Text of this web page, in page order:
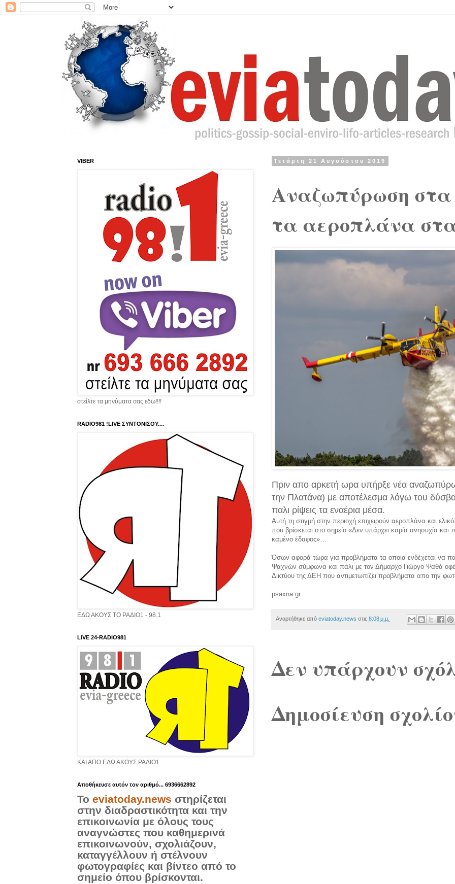
Τετάρτη 21 Αυγούστου 2019
Αναζωπύρωση
τα αεροπλάνα
Πριν απο αρκετή ωρα υπήρξε νέα
την Πλατάνα) με αποτέλεσμα λόγω του
παλι ρίψεις τα εναέρια μέσα.
Αυτή τη στιγμή στην περιοχή επιχειρούν αεροπλάνα και
που βρίσκεται στο σημείο «Δεν υπάρχει καμία ανησυχία και
καμένο έδαφος»…
Όσων αφορά τώρα για προβλήματα τα οποία ενδέχεται να
Ψαχνών σύμφωνα και πάλι με τον Δήμαρχο Γιώργο Ψαθά
Δικτύου της ΔΕΗ που αντιμετωπίζει προβλήματα απο την
psaxna.gr
Αναρτήθηκε από eviatoday.news στις 8:08 μ.μ.
Δεν υπάρχουν
Δημοσίευση
VIBER
στείλτε τα μηνύματα σας εδω!!!!
RADIO981 !LIVE ΣΥΝΤΟΝΙΣΟΥ....
ΕΔΩ ΑΚΟΥΣ ΤΟ ΡΑΔΙΟ1 - 98.1
LiVE 24-RADIO981
ΚΑΙ ΑΠΟ ΕΔΩ ΑΚΟΥΣ ΡΑΔΙΟ1
Aποθήκευσε αυτόν τον αριθμό... 6936662892
Το eviatoday.news στηρίζεται
στην διαδραστικότητα και την
επικοινωνία με όλους τους
αναγνώστες που καθημερινά
επικοινωνούν, σχολιάζουν,
καταγγέλλουν ή στέλνουν
φωτογραφίες και βίντεο από το
σημείο όπου βρίσκονται.